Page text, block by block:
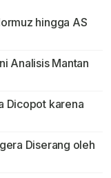
hingga AS
Analisis Mantan
Dicopot karena
Diserang oleh